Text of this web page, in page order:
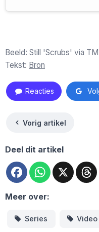
Beeld: Still 'Scrubs' via
Tekst: Bron
Reacties
Vorig artikel
Deel dit artikel
FacebookWhatsApp
X
Meer over:
Series Video